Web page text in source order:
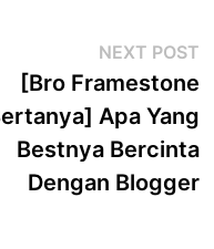
NEXT POST
[Bro Framestone
Apa Yang
Bestnya Bercinta
Dengan Blogger